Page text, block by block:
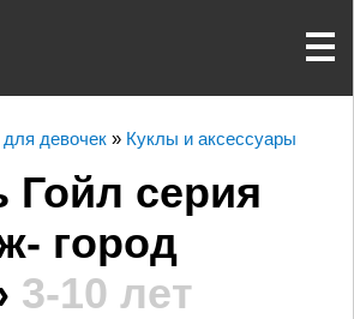
девочек » Куклы и аксессуары
серия
город
3-10 лет